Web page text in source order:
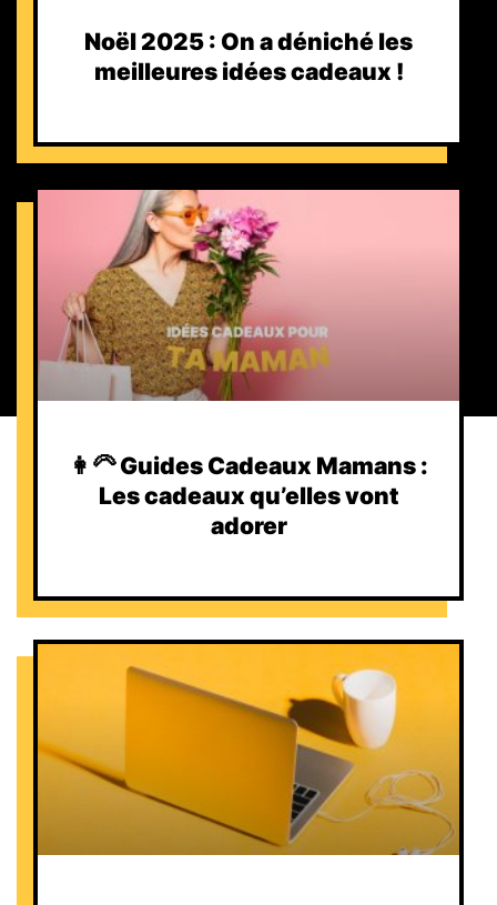
Noël 2025 : On a déniché les
meilleures idées cadeaux !
👩‍🦳 Guides Cadeaux Mamans :
Les cadeaux qu’elles vont
adorer